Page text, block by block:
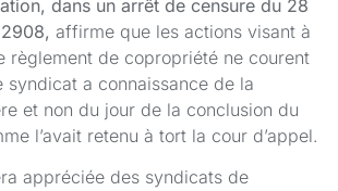
dans un arrêt de censure du 28
affirme que les actions visant à
règlement de copropriété ne courent
syndicat a connaissance de la
et non du jour de la conclusion du
l’avait retenu à tort la cour d’appel.
appréciée des syndicats de